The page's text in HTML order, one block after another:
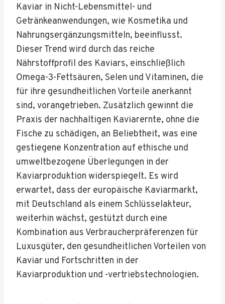
Kaviar in Nicht-Lebensmittel- und
Getränkeanwendungen, wie Kosmetika und
Nahrungsergänzungsmitteln, beeinflusst.
Dieser Trend wird durch das reiche
Nährstoffprofil des Kaviars, einschließlich
Omega-3-Fettsäuren, Selen und Vitaminen, die
für ihre gesundheitlichen Vorteile anerkannt
sind, vorangetrieben. Zusätzlich gewinnt die
Praxis der nachhaltigen Kaviarernte, ohne die
Fische zu schädigen, an Beliebtheit, was eine
gestiegene Konzentration auf ethische und
umweltbezogene Überlegungen in der
Kaviarproduktion widerspiegelt. Es wird
erwartet, dass der europäische Kaviarmarkt,
mit Deutschland als einem Schlüsselakteur,
weiterhin wächst, gestützt durch eine
Kombination aus Verbraucherpräferenzen für
Luxusgüter, den gesundheitlichen Vorteilen von
Kaviar und Fortschritten in der
Kaviarproduktion und -vertriebstechnologien.